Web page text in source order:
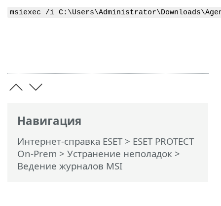
Навигация
Интернет-справка ESET> ESET PROTECT
On-Prem > Устранение неполадок >
Ведение журналов MSI
msiexec /i